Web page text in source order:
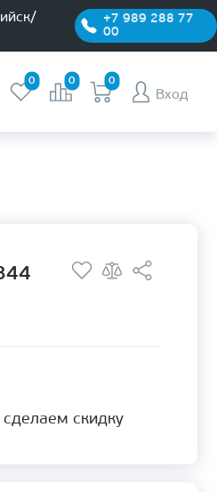
+7 989 288 77
00
0 0 0
Вход
скидку